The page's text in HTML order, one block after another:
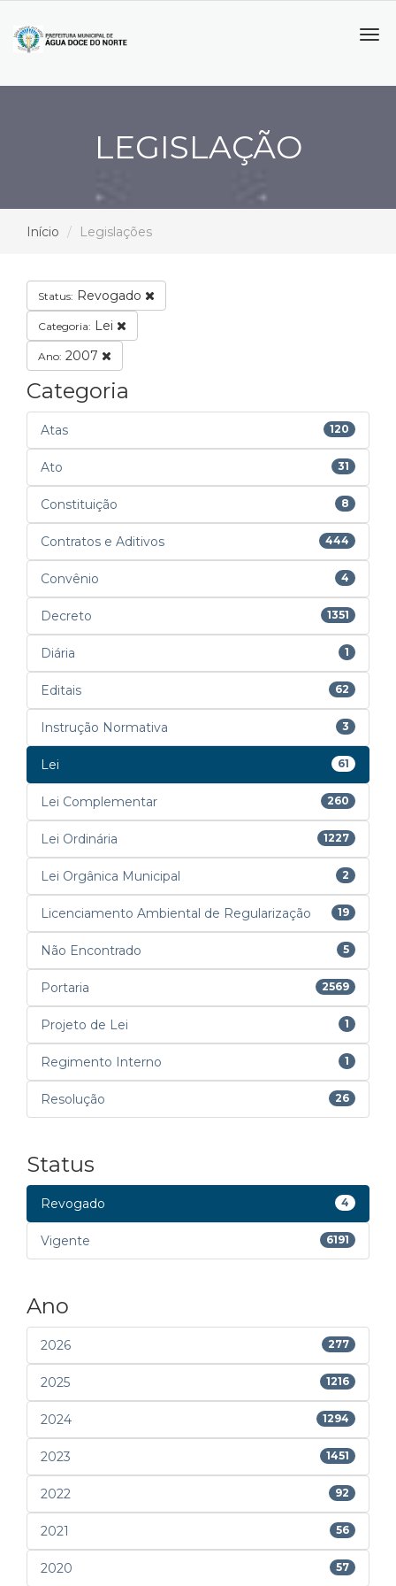
LEGISLAÇÃO
Início Legislações
Status: Revogado
Categoria: Lei
Ano: 2007
Categoria
Atas 120
Ato 31
Constituição 8
Contratos e Aditivos 444
Convênio 4
Decreto 1351
Diária 1
Editais 62
Instrução Normativa 3
Lei 61
Lei Complementar 260
Lei Ordinária 1227
Lei Orgânica Municipal 2
Licenciamento Ambiental de Regularização 19
Não Encontrado 5
Portaria 2569
Projeto de Lei 1
Regimento Interno 1
Resolução 26
Status
Revogado 4
Vigente 6191
Ano
2026 277
2025 1216
2024 1294
2023 1451
2022 92
2021 56
2020 57